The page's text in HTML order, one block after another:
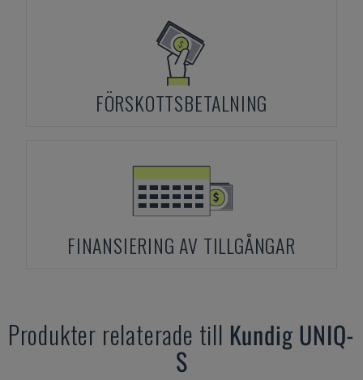
FÖRSKOTTSBETALNING
FINANSIERING AV TILLGÅNGAR
Produkter relaterade till Kundig UNIQ-
S